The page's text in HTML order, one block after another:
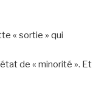
« sortie » qui
de « minorité ». Et